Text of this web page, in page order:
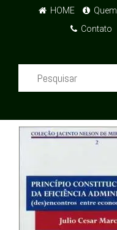
HOME
Contato